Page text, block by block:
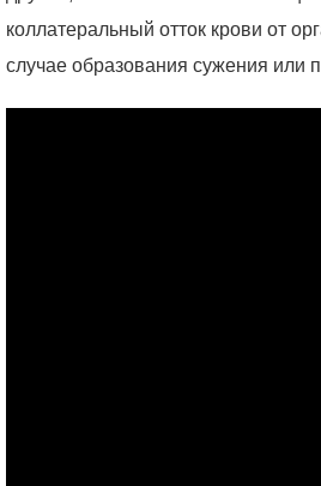
коллатеральный отток крови от
случае образования сужения или